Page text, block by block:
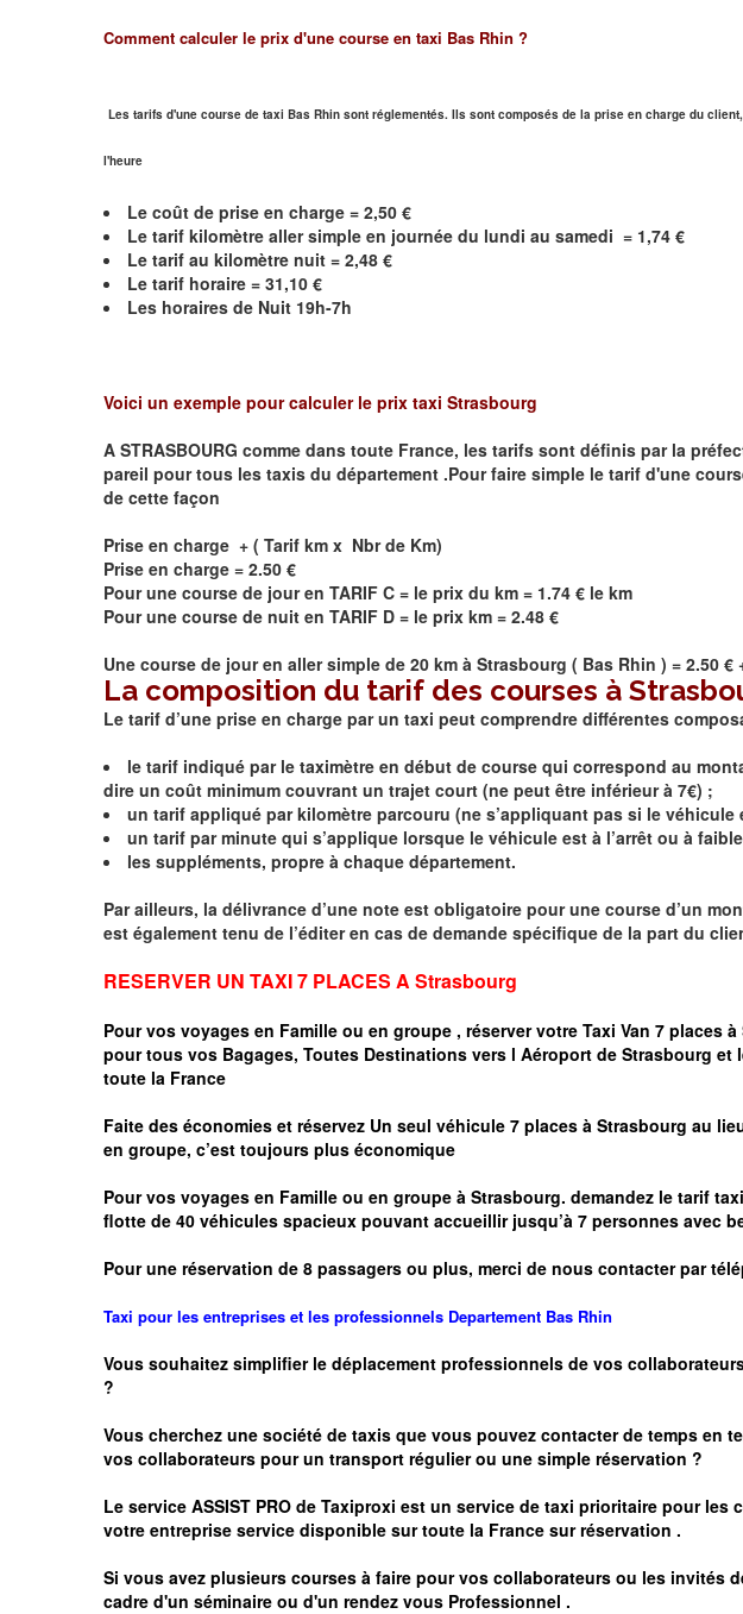
Comment calculer le prix d'une course en taxi Bas Rhin ?
Les tarifs d'une course de taxi Bas Rhin sont réglementés. Ils sont composés de la prise en charge du
l'heure
Le coût de prise en charge = 2,50 €
Le tarif kilomètre aller simple en journée du lundi au samedi = 1,74 €
Le tarif au kilomètre nuit = 2,48 €
Le tarif horaire = 31,10 €
Les horaires de Nuit 19h-7h
Voici un exemple pour calculer le prix taxi Strasbourg
A STRASBOURG comme dans toute France, les tarifs sont définis par la
pareil pour tous les taxis du département .Pour faire simple le tarif d'une
de cette façon
Prise en charge + ( Tarif km x Nbr de Km)
Prise en charge = 2.50 €
Pour une course de jour en TARIF C = le prix du km = 1.74 € le km
Pour une course de nuit en TARIF D = le prix km = 2.48 €
Une course de jour en aller simple de 20 km à Strasbourg ( Bas Rhin ) = 2.50 €
La composition du tarif des courses à
Le tarif d’une prise en charge par un taxi peut comprendre différentes
le tarif indiqué par le taximètre en début de course qui correspond au
dire un coût minimum couvrant un trajet court (ne peut être inférieur à 7€) ;
un tarif appliqué par kilomètre parcouru (ne s’appliquant pas si le véhicule
un tarif par minute qui s’applique lorsque le véhicule est à l’arrêt ou à
les suppléments, propre à chaque département.
Par ailleurs, la délivrance d’une note est obligatoire pour une course d’un
est également tenu de l’éditer en cas de demande spécifique de la part du
RESERVER UN TAXI 7 PLACES A Strasbourg
Pour vos voyages en Famille ou en groupe , réserver votre Taxi Van 7 places à
pour tous vos Bagages, Toutes Destinations vers l Aéroport de Strasbourg et
toute la France
Faite des économies et réservez Un seul véhicule 7 places à Strasbourg au
en groupe, c’est toujours plus économique
Pour vos voyages en Famille ou en groupe à Strasbourg. demandez le tarif
flotte de 40 véhicules spacieux pouvant accueillir jusqu’à 7 personnes avec
Pour une réservation de 8 passagers ou plus, merci de nous contacter par
Taxi pour les entreprises et les professionnels Departement Bas Rhin
Vous souhaitez simplifier le déplacement professionnels de vos
?
Vous cherchez une société de taxis que vous pouvez contacter de temps en
vos collaborateurs pour un transport régulierou une simple réservation ?
Le service ASSIST PRO de Taxiproxi est un service de taxi prioritaire pour les
votre entreprise service disponible sur toute la France sur réservation .
Si vous avez plusieurs courses à faire pour vos collaborateurs ou les invités
cadre d'un séminaire ou d'un rendez vous Professionnel .